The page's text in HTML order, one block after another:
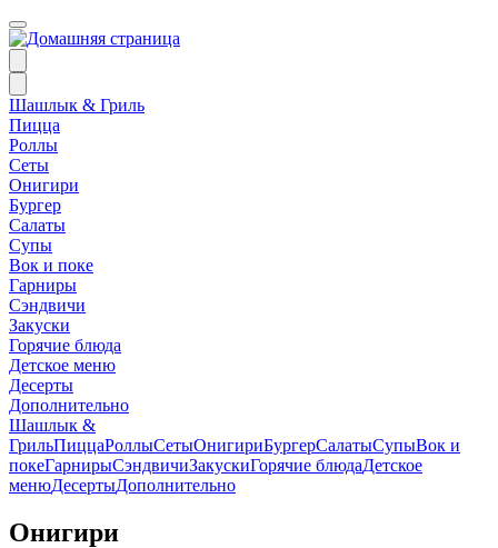
Шашлык & Гриль
Пицца
Роллы
Сеты
Онигири
Бургер
Салаты
Супы
Вок и поке
Гарниры
Сэндвичи
Закуски
Горячие блюда
Детское меню
Десерты
Дополнительно
Шашлык &
ГрильПиццаРоллыСетыОнигириБургерСалатыСупыВок и
покеГарнирыСэндвичиЗакускиГорячие блюдаДетское
менюДесертыДополнительно
Онигири